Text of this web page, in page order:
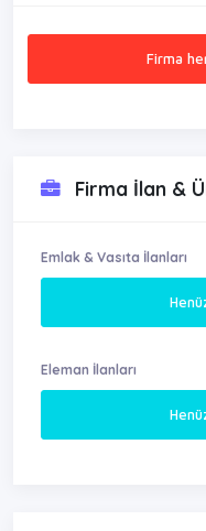
Firma
Firma İlan &
Emlak & Vasıta İlanları
Eleman İlanları